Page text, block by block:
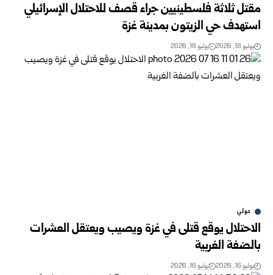
مقتل ثلاثة فلسطينيين جراء قصف للاحتلال الإسرائيلي
استهدف حي الزيتون بمدينة غزة
يوليو 18, 2026 يوليو 18, 2026
دولي
الاحتلال يوقع قتلى في غزة ويصيب ويعتقل العشرات
بالضفة الغربية
يوليو 16, 2026 يوليو 16, 2026